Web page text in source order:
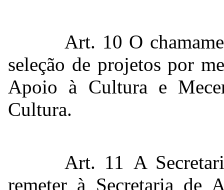
Art. 10 O
seleção de projetos por
Apoio à Cultura e
Cultura.
Art. 11 A
remeter à Secretaria de